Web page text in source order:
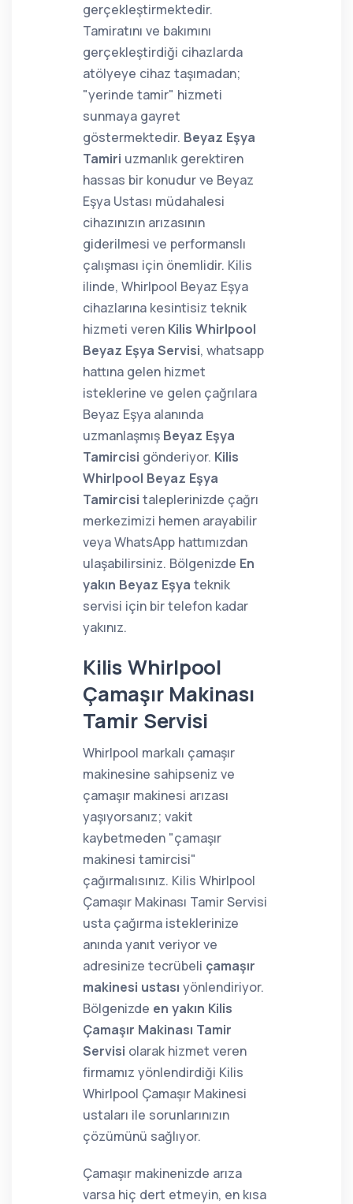
gerçekleştirmektedir.
Tamiratını ve bakımını
gerçekleştirdiği cihazlarda
atölyeye cihaz taşımadan;
"yerinde tamir" hizmeti
sunmaya gayret
göstermektedir. Beyaz Eşya
Tamiri uzmanlık gerektiren
hassas bir konudur ve Beyaz
Eşya Ustası müdahalesi
cihazınızın arızasının
giderilmesi ve performanslı
çalışması için önemlidir. Kilis
ilinde, Whirlpool Beyaz Eşya
cihazlarına kesintisiz teknik
hizmeti veren Kilis Whirlpool
Beyaz Eşya Servisi, whatsapp
hattına gelen hizmet
isteklerine ve gelen çağrılara
Beyaz Eşya alanında
uzmanlaşmış Beyaz Eşya
Tamircisi gönderiyor. Kilis
Whirlpool Beyaz Eşya
Tamircisi taleplerinizde çağrı
merkezimizi hemen arayabilir
veya WhatsApp hattımızdan
ulaşabilirsiniz. Bölgenizde En
yakın Beyaz Eşya teknik
servisi için bir telefon kadar
yakınız.
Kilis Whirlpool
Çamaşır Makinası
Tamir Servisi
Whirlpool markalı çamaşır
makinesine sahipseniz ve
çamaşır makinesi arızası
yaşıyorsanız; vakit
kaybetmeden "çamaşır
makinesi tamircisi"
çağırmalısınız. Kilis Whirlpool
Çamaşır Makinası Tamir Servisi
usta çağırma isteklerinize
anında yanıt veriyor ve
adresinize tecrübeli çamaşır
makinesi ustası yönlendiriyor.
Bölgenizde en yakın Kilis
Çamaşır Makinası Tamir
Servisi olarak hizmet veren
firmamız yönlendirdiği Kilis
Whirlpool Çamaşır Makinesi
ustaları ile sorunlarınızın
çözümünü sağlıyor.
Çamaşır makinenizde arıza
varsa hiç dert etmeyin, en kısa